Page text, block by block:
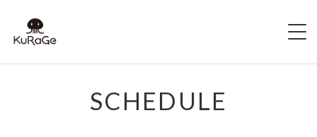
SCHEDULE